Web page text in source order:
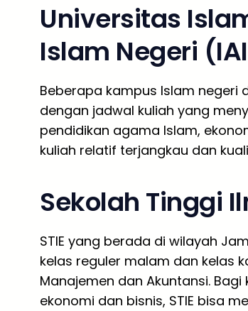
Universitas
Islam Negeri
Beberapa kampus Islam
dengan jadwal kuliah yang
pendidikan agama Islam,
kuliah relatif terjangkau dan
Sekolah Tinggi
STIE yang berada di wilayah
kelas reguler malam dan kelas
Manajemen dan Akuntansi.
ekonomi dan bisnis, STIE bisa